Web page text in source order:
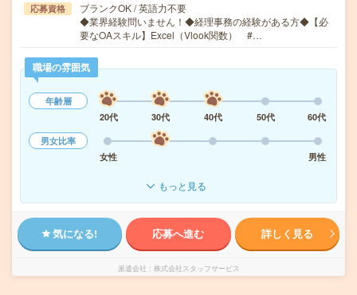
応募資格
ブランクOK / 英語力不要
◆業界経験問いません！◆経理事務の経験がある方◆【必
要なOAスキル】Excel（Vlook関数） #…
職場の雰囲気
年齢層
20代
30代 40代 50代
60代
男女比率
女性
男性
もっと見る
気になる! 応募へ進む 詳しく見る
派遣会社 株式会社スタッフサービス